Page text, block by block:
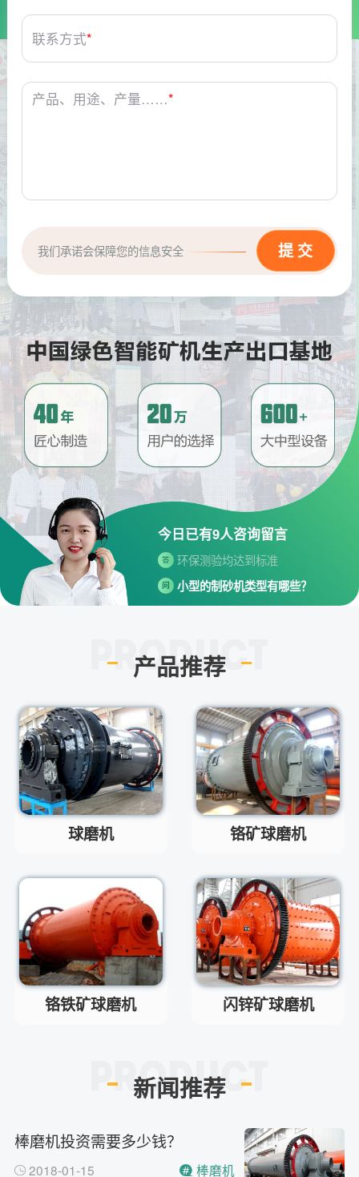
联系方式*
产品、用途、产量……*
我们承诺会保障您的信息安全
今日已有9人咨询留言
问 请问厂家地址在哪？
河南省郑州市高新技术开发区梧
桐街与红松路交叉口中国高端矿
机生产出口基地园区
问 制砂机最小的产量是多少？
最小每小时12吨
问 移动破碎机时产多少方？
答 每小时30-300方的型号都有。
问 红星制砂机在环保上达标吗？
答
主要有细碎机，复合破，对辊制
答
河南省郑州市高新技术开发区梧
桐街与红松路交叉口中国高端矿
问 制砂机最小的产量是多少？
最小每小时12吨
问 移动破碎机时产多少方？
答 每小时30-300方的型号都有。
问 红星制砂机在环保上达标吗？
环保测验均达到标准
答
主要有细碎机，复合破，对辊制
砂机，HX制砂机等
产品推荐
球磨机 铬矿球磨机
铬铁矿球磨机 闪锌矿球磨机
新闻推荐
棒磨机投资需要多少钱？
2018-01-15 棒磨机